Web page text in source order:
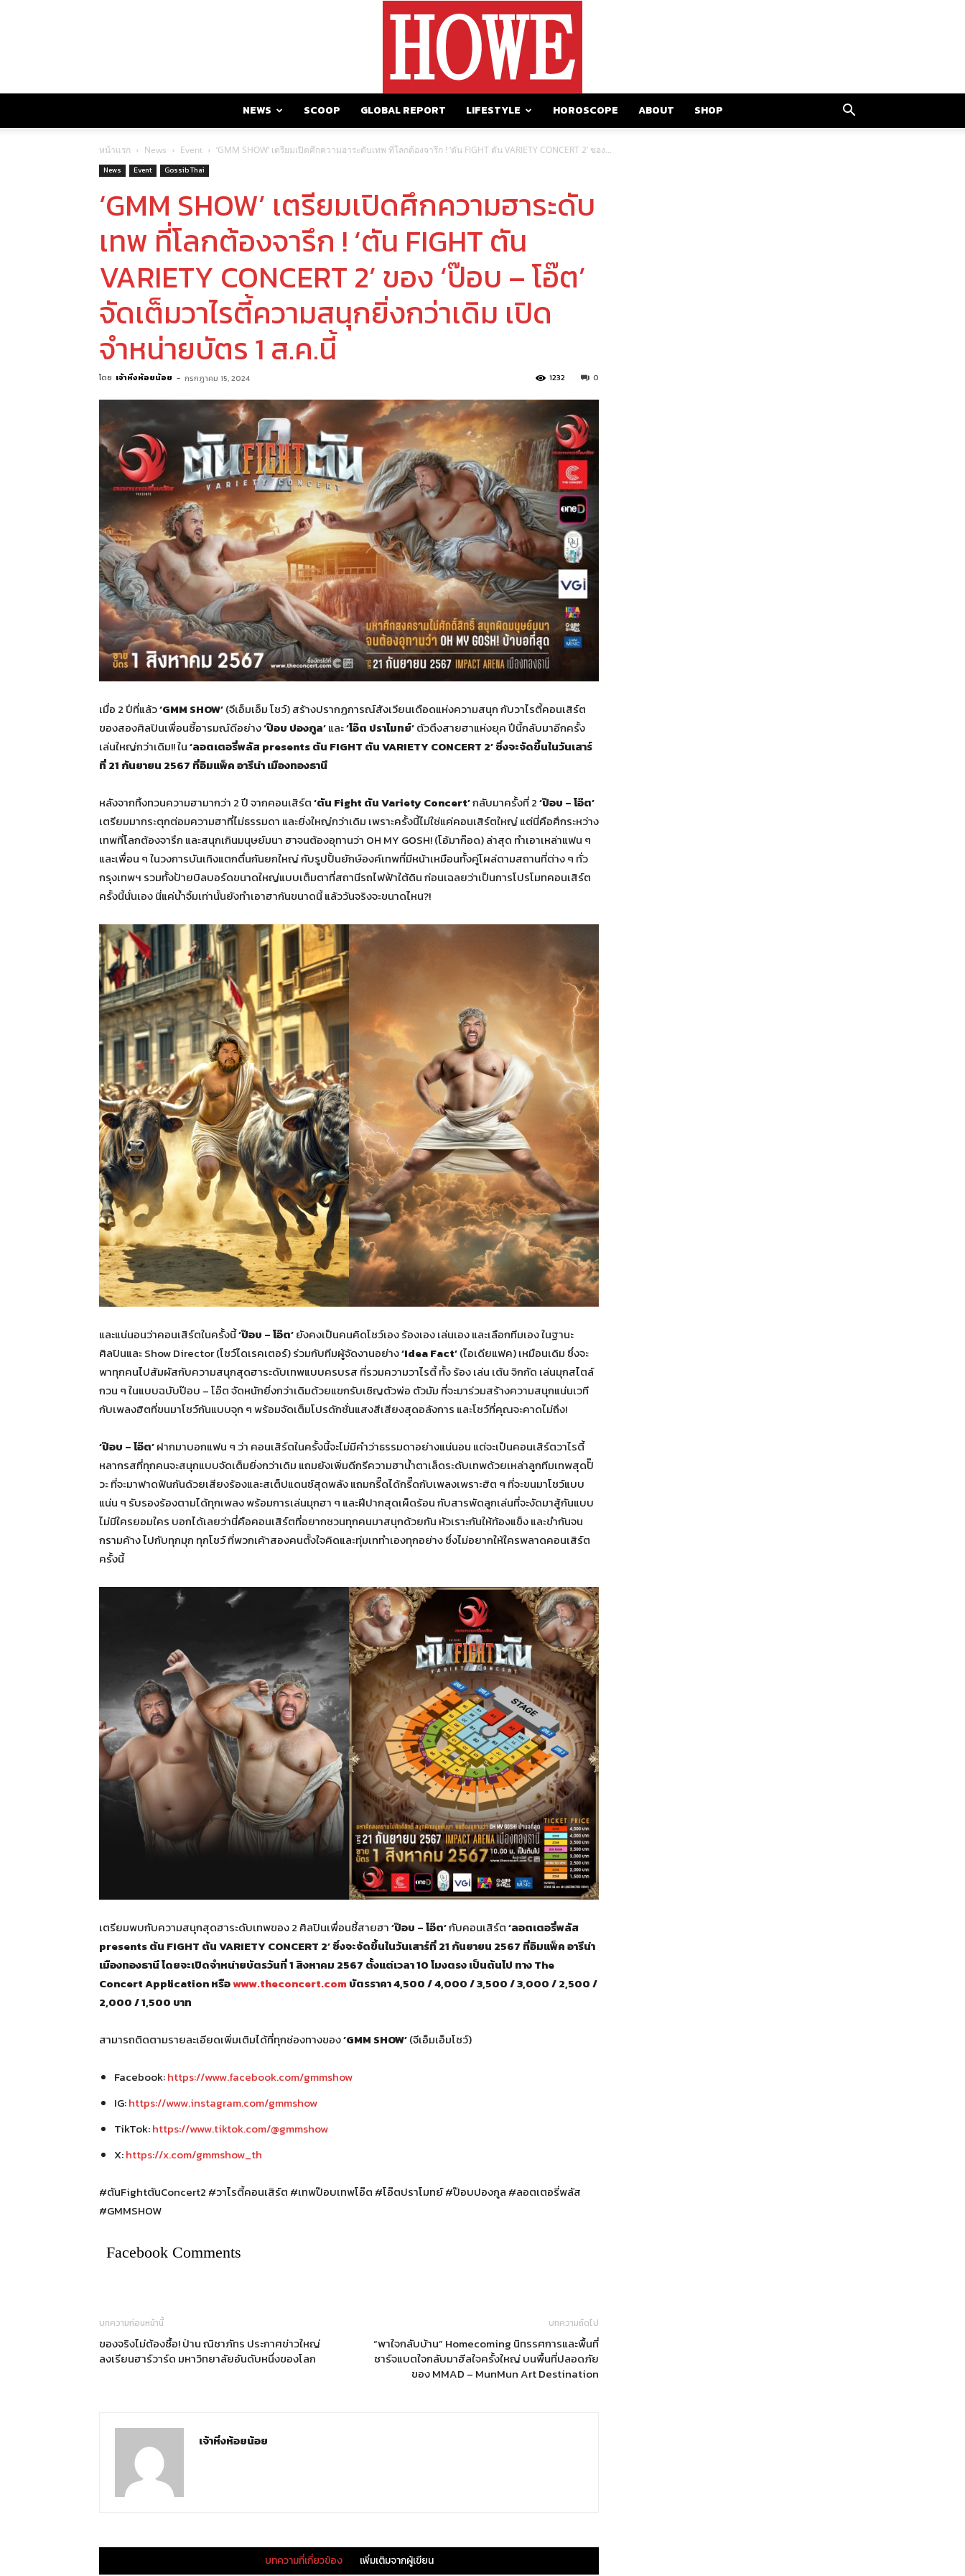
NEWS SCOOP GLOBAL REPORT LIFESTYLE HOROSCOPE ABOUT SHOP
หน้าแรก News Event ‘GMM SHOW’ เตรียมเปิดศึกความฮาระดับเทพ ที่โลกต้องจารึก ! ‘ตัน FIGHT ตัน VARIETY CONCERT 2’ ของ...
News Event Gossib Thai
‘GMM SHOW’ เตรียมเปิดศึกความฮาระดับ
เทพ ที่โลกต้องจารึก ! ‘ตัน FIGHT ตัน
VARIETY CONCERT 2’ ของ ‘ป๊อบ – โอ๊ต’
จัดเต็มวาไรตี้ความสนุกยิ่งกว่าเดิม เปิด
จำหน่ายบัตร 1 ส.ค.นี้
โดย เจ้าหิ่งห้อยน้อย - กรกฎาคม 15, 2024 0
1232
เมื่อ 2 ปีที่แล้ว‘GMM SHOW’(จีเอ็มเอ็ม โชว์) สร้างปรากฏการณ์สังเวียนเดือดแห่งความสนุก กับวาไรตี้คอนเสิร์ต
ของสองศิลปินเพื่อนซี้อารมณ์ดีอย่าง‘ป๊อบ ปองกูล’และ‘โอ๊ต ปราโมทย์’ตัวตึงสายฮาแห่งยุค ปีนี้กลับมาอีกครั้ง
เล่นใหญ่กว่าเดิม!! ใน‘ลอตเตอรี่พลัส presents ตัน FIGHT ตัน VARIETY CONCERT 2’ ซึ่งจะจัดขึ้นในวันเสาร์
ที่ 21 กันยายน 2567 ที่อิมแพ็ค อารีน่า เมืองทองธานี
หลังจากทิ้งทวนความฮามากว่า 2 ปี จากคอนเสิร์ต‘ตัน Fight ตัน Variety Concert’กลับมาครั้งที่ 2‘ป๊อบ – โอ๊ต’
เตรียมมากระตุกต่อมความฮาที่ไม่ธรรมดา และยิ่งใหญ่กว่าเดิม เพราะครั้งนี้ไม่ใช่แค่คอนเสิร์ตใหญ่ แต่นี่คือศึกระหว่าง
เทพที่โลกต้องจารึก และสนุกเกินมนุษย์มนา ฮาจนต้องอุทานว่า OH MY GOSH! (โอ้มาก๊อด) ล่าสุด ทำเอาเหล่าแฟน ๆ
และเพื่อน ๆ ในวงการบันเทิงแตกตื่นกันยกใหญ่ กับรูปปั้นยักษ์องค์เทพที่มีหน้าเหมือนทั้งคู่โผล่ตามสถานที่ต่าง ๆ ทั่ว
กรุงเทพฯ รวมทั้งป้ายบิลบอร์ดขนาดใหญ่แบบเต็มตาที่สถานีรถไฟฟ้าใต้ดิน ก่อนเฉลยว่าเป็นการโปรโมทคอนเสิร์ต
ครั้งนี้นั่นเอง นี่แค่น้ำจิ้มเท่านั้นยังทำเอาฮากันขนาดนี้ แล้ววันจริงจะขนาดไหน?!
และแน่นอนว่าคอนเสิร์ตในครั้งนี้‘ป๊อบ – โอ๊ต’ยังคงเป็นคนคิดโชว์เอง ร้องเอง เล่นเอง และเลือกทีมเอง ในฐานะ
ศิลปินและ Show Director (โชว์ไดเรคเตอร์) ร่วมกับทีมผู้จัดงานอย่าง‘Idea Fact’(ไอเดียแฟค) เหมือนเดิม ซึ่งจะ
พาทุกคนไปสัมผัสกับความสนุกสุดฮาระดับเทพแบบครบรส ที่รวมความวาไรตี้ ทั้ง ร้อง เล่น เต้น จิกกัด เล่นมุกสไตล์
กวน ๆ ในแบบฉบับป๊อบ – โอ๊ต จัดหนักยิ่งกว่าเดิมด้วยแขกรับเชิญตัวพ่อ ตัวมัม ที่จะมาร่วมสร้างความสนุกแน่นเวที
กับเพลงฮิตที่ขนมาโชว์กันแบบจุก ๆ พร้อมจัดเต็มโปรดักชั่นแสงสีเสียงสุดอลังการ และโชว์ที่คุณจะคาดไม่ถึง!
‘ป๊อบ – โอ๊ต’ฝากมาบอกแฟน ๆ ว่า คอนเสิร์ตในครั้งนี้จะไม่มีคำว่าธรรมดาอย่างแน่นอน แต่จะเป็นคอนเสิร์ตวาไรตี้
หลากรสที่ทุกคนจะสนุกแบบจัดเต็มยิ่งกว่าเดิม แถมยังเพิ่มดีกรีความฮาน้ำตาเล็ดระดับเทพด้วยเหล่าลูกทีมเทพสุดปั๊
วะ ที่จะมาฟาดฟันกันด้วยเสียงร้องและสเต็ปแดนซ์สุดพลัง แถมกรี๊ดได้กรี๊ดกับเพลงเพราะฮิต ๆ ที่จะขนมาโชว์แบบ
แน่น ๆ รับรองร้องตามได้ทุกเพลง พร้อมการเล่นมุกฮา ๆ และฝีปากสุดเผ็ดร้อน กับสารพัดลูกเล่นที่จะงัดมาสู้กันแบบ
ไม่มีใครยอมใคร บอกได้เลยว่านี่คือคอนเสิร์ตที่อยากชวนทุกคนมาสนุกด้วยกัน หัวเราะกันให้ท้องแข็ง และขำกันจน
กรามค้าง ไปกับทุกมุก ทุกโชว์ ที่พวกเค้าสองคนตั้งใจคิดและทุ่มเททำเองทุกอย่าง ซึ่งไม่อยากให้ใครพลาดคอนเสิร์ต
ครั้งนี้
เตรียมพบกับความสนุกสุดฮาระดับเทพของ 2 ศิลปินเพื่อนซี้สายฮา‘ป๊อบ – โอ๊ต’กับคอนเสิร์ต‘ลอตเตอรี่พลัส
presents ตัน FIGHT ตัน VARIETY CONCERT 2’ ซึ่งจะจัดขึ้นในวันเสาร์ที่ 21 กันยายน 2567 ที่อิมแพ็ค อารีน่า
เมืองทองธานี โดยจะเปิดจำหน่ายบัตรวันที่ 1 สิงหาคม 2567 ตั้งแต่เวลา 10 โมงตรง เป็นต้นไป ทาง The
Concert Application หรือwww.theconcert.comบัตรราคา 4,500 / 4,000 / 3,500 / 3,000 / 2,500 /
2,000 / 1,500 บาท
สามารถติดตามรายละเอียดเพิ่มเติมได้ที่ทุกช่องทางของ‘GMM SHOW’(จีเอ็มเอ็มโชว์)
Facebook:https://www.facebook.com/gmmshow
IG:https://www.instagram.com/gmmshow
TikTok:https://www.tiktok.com/@gmmshow
X:https://x.com/gmmshow_th
#ตันFightตันConcert2 #วาไรตี้คอนเสิร์ต #เทพป๊อบเทพโอ๊ต #โอ๊ตปราโมทย์ #ป๊อบปองกูล #ลอตเตอรี่พลัส
#GMMSHOW
Facebook Comments
บทความก่อนหน้านี้
ของจริงไม่ต้องซื้อ! ป่าน ณิชาภัทร ประกาศข่าวใหญ่
ลงเรียนฮาร์วาร์ด มหาวิทยาลัยอันดับหนึ่งของโลก
บทความถัดไป
“พาใจกลับบ้าน” Homecoming นิทรรศการและพื้นที่
ชาร์จแบตใจกลับมาฮีลใจครั้งใหญ่ บนพื้นที่ปลอดภัย
ของ MMAD – MunMun Art Destination
เจ้าหิ่งห้อยน้อย
บทความที่เกี่ยวข้อง เพิ่มเติมจากผู้เขียน